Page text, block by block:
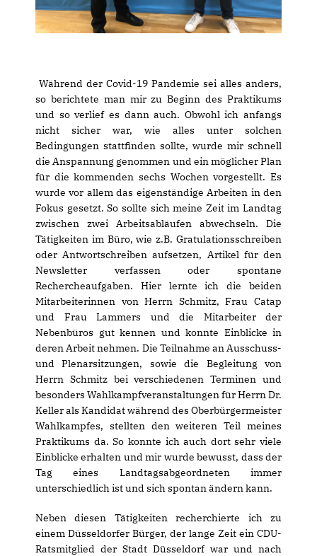
Während der Covid-19 Pandemie sei alles anders,
so berichtete man mir zu Beginn des Praktikums
und so verlief es dann auch. Obwohl ich anfangs
nicht sicher war, wie alles unter solchen
Bedingungen stattfinden sollte, wurde mir schnell
die Anspannung genommen und ein möglicher Plan
für die kommenden sechs Wochen vorgestellt. Es
wurde vor allem das eigenständige Arbeiten in den
Fokus gesetzt. So sollte sich meine Zeit im Landtag
zwischen zwei Arbeitsabläufen abwechseln. Die
Tätigkeiten im Büro, wie z.B. Gratulationsschreiben
oder Antwortschreiben aufsetzen, Artikel für den
Newsletter verfassen oder spontane
Rechercheaufgaben. Hier lernte ich die beiden
Mitarbeiterinnen von Herrn Schmitz, Frau Catap
und Frau Lammers und die Mitarbeiter der
Nebenbüros gut kennen und konnte Einblicke in
deren Arbeit nehmen. Die Teilnahme an Ausschuss-
und Plenarsitzungen, sowie die Begleitung von
Herrn Schmitz bei verschiedenen Terminen und
besonders Wahlkampfveranstaltungen für Herrn Dr.
Keller als Kandidat während des Oberbürgermeister
Wahlkampfes, stellten den weiteren Teil meines
Praktikums da. So konnte ich auch dort sehr viele
Einblicke erhalten und mir wurde bewusst, dass der
Tag eines Landtagsabgeordneten immer
unterschiedlich ist und sich spontan ändern kann.
Neben diesen Tätigkeiten recherchierte ich zu
einem Düsseldorfer Bürger, der lange Zeit ein CDU-
Ratsmitglied der Stadt Düsseldorf war und nach